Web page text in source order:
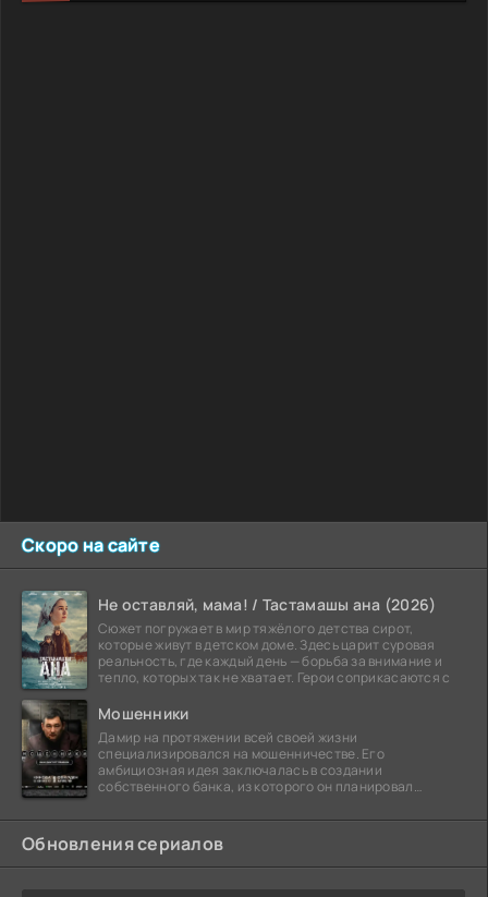
Скоро на сайте
Не оставляй, мама! / Тастамашы ана (2026)
Сюжет погружает в мир тяжёлого детства сирот,
которые живут в детском доме. Здесь царит суровая
реальность, где каждый день — борьба за внимание и
тепло, которых так не хватает. Герои соприкасаются с
Мошенники
Дамир на протяжении всей своей жизни
специализировался на мошенничестве. Его
амбициозная идея заключалась в создании
собственного банка, из которого он планировал
Обновления сериалов